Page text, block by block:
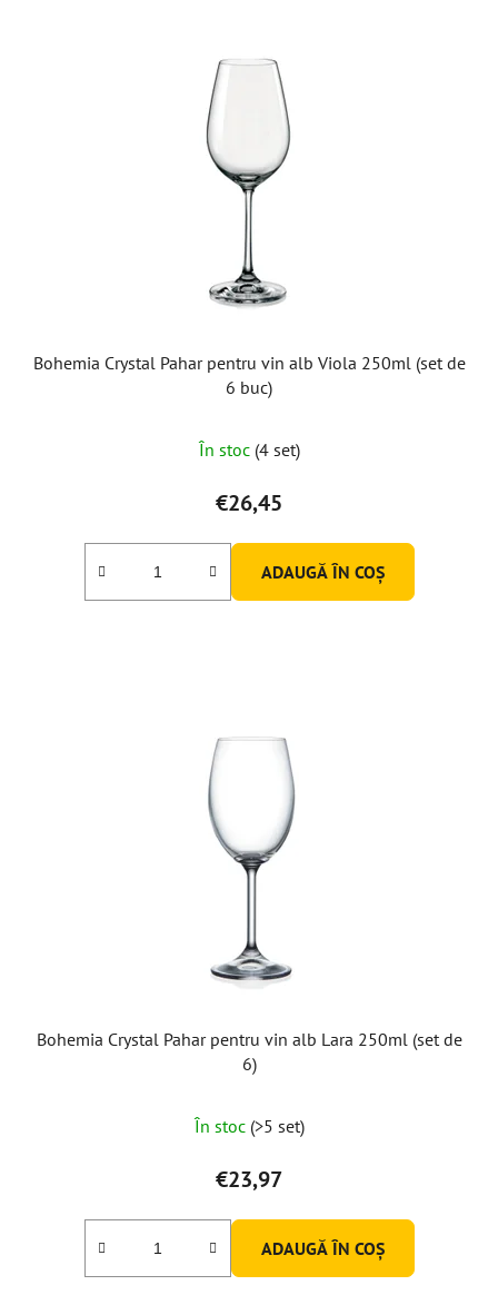
Bohemia Crystal Pahar pentru vin alb Viola 250ml (set de
6 buc)
În stoc (4 set)
€26,45
ADAUGĂ ÎN COŞ
Bohemia Crystal Pahar pentru vin alb Lara 250ml (set de
6)
În stoc (>5 set)
€23,97
ADAUGĂ ÎN COŞ